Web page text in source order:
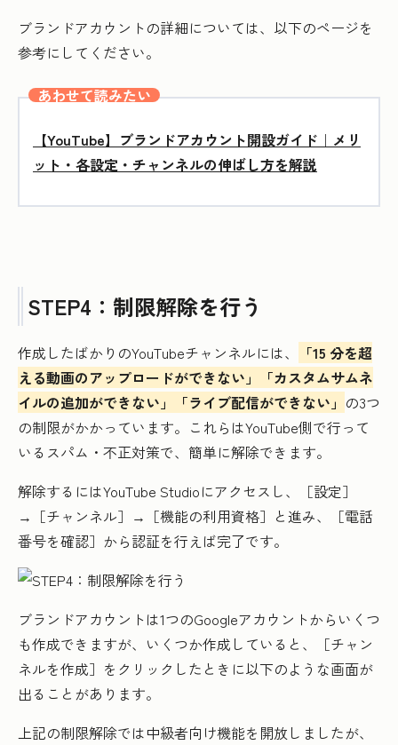
ブランドアカウントの詳細については、以下のページを
参考にしてください。
あわせて読みたい
【YouTube】ブランドアカウント開設ガイド｜メリ
ット・各設定・チャンネルの伸ばし方を解説
STEP4：制限解除を行う
作成したばかりのYouTubeチャンネルには、
「15 分を超
える動画のアップロードができない」「カスタムサムネ
イルの追加ができない」「ライブ配信ができない」 の3つ
の制限がかかっています。これらはYouTube側で行って
いるスパム・不正対策で、簡単に解除できます。
解除するにはYouTube Studioにアクセスし、［設定］
→［チャンネル］→［機能の利用資格］と進み、［電話
番号を確認］から認証を行えば完了です。
ブランドアカウントは1つのGoogleアカウントからいくつ
も作成できますが、いくつか作成していると、［チャン
ネルを作成］をクリックしたときに以下のような画面が
出ることがあります。
上記の制限解除では中級者向け機能を開放しましたが、